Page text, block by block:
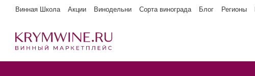
Винная Школа Акции Винодельни Сорта винограда Блог Регионы